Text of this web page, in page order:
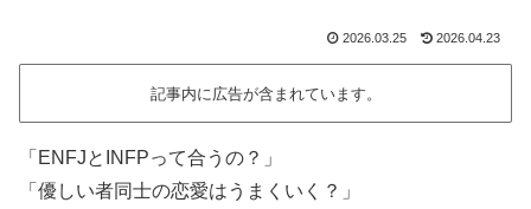
2026.03.25 2026.04.23
記事内に広告が含まれています。
「ENFJとINFPって合うの？」
「優しい者同士の恋愛はうまくいく？」